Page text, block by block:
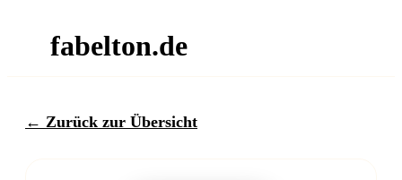
fabelton.de
← Zurück zur Übersicht